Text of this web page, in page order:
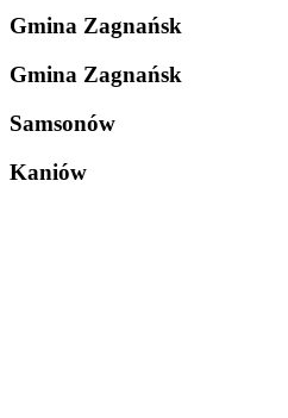
Gmina Zagnańsk
Gmina Zagnańsk
Samsonów
Kaniów